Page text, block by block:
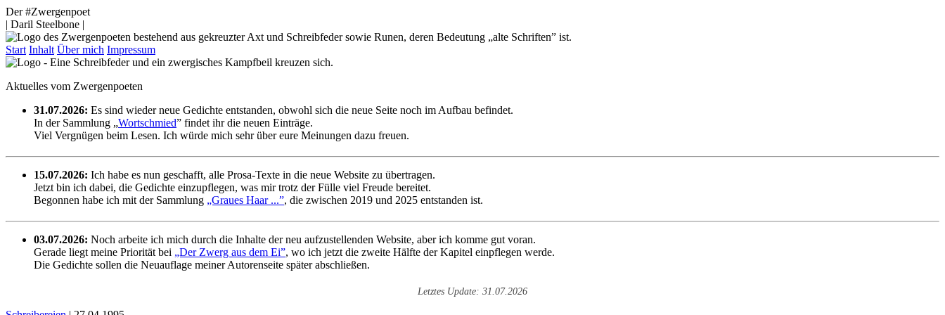
Der #Zwergenpoet
| Daril Steelbone |
Start Inhalt Über mich Impressum
Aktuelles vom Zwergenpoeten
31.07.2026: Es sind wieder neue Gedichte entstanden, obwohl sich die neue Seite noch im Aufbau befindet.
In der Sammlung „Wortschmied” findet ihr die neuen Einträge.
Viel Vergnügen beim Lesen. Ich würde mich sehr über eure Meinungen dazu freuen.
15.07.2026: Ich habe es nun geschafft, alle Prosa-Texte in die neue Website zu übertragen.
Jetzt bin ich dabei, die Gedichte einzupflegen, was mir trotz der Fülle viel Freude bereitet.
Begonnen habe ich mit der Sammlung „Graues Haar ...”, die zwischen 2019 und 2025 entstanden ist.
03.07.2026: Noch arbeite ich mich durch die Inhalte der neu aufzustellenden Website, aber ich komme gut voran.
Gerade liegt meine Priorität bei „Der Zwerg aus dem Ei”, wo ich jetzt die zweite Hälfte der Kapitel einpflegen werde.
Die Gedichte sollen die Neuauflage meiner Autorenseite später abschließen.
Letztes Update: 31.07.2026